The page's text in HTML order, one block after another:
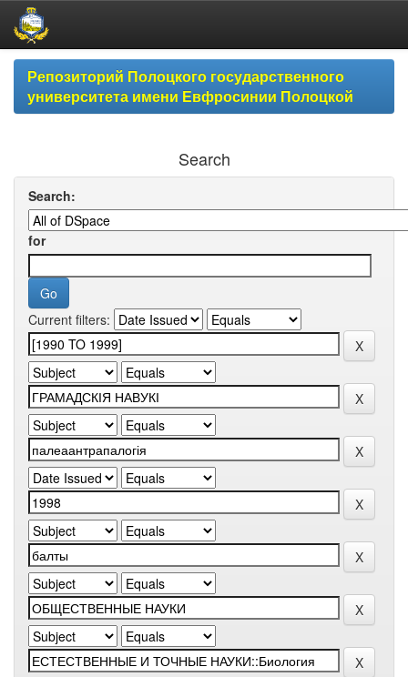
Skip
navigationРепозиторий Полоцкого государственного
университета имени Евфросинии Полоцкой
Search
Search:
for
Current filters: